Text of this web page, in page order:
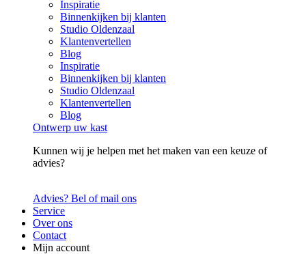
Inspiratie
Binnenkijken bij klanten
Studio Oldenzaal
Klantenvertellen
Blog
Inspiratie
Binnenkijken bij klanten
Studio Oldenzaal
Klantenvertellen
Blog
Ontwerp uw kast
Kunnen wij je helpen met het maken van een keuze of
advies?
Advies? Bel of mail ons
Service
Over ons
Contact
Mijn account